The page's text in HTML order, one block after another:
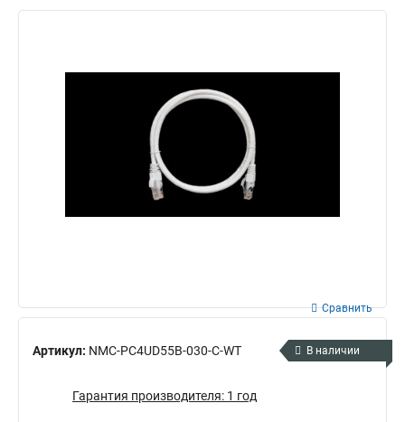
Артикул: NMC-PC4UD55B-030-C-WT
Сравнить
В наличии
Гарантия производителя: 1 год